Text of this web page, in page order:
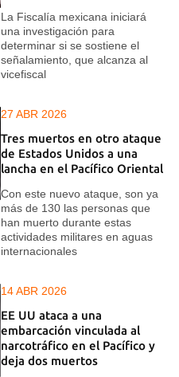
La Fiscalía mexicana iniciará
una investigación para
determinar si se sostiene el
señalamiento, que alcanza al
vicefiscal
27 ABR 2026
Tres muertos en otro ataque
de Estados Unidos a una
lancha en el Pacífico Oriental
Con este nuevo ataque, son ya
más de 130 las personas que
han muerto durante estas
actividades militares en aguas
internacionales
14 ABR 2026
EE UU ataca a una
embarcación vinculada al
narcotráfico en el Pacífico y
deja dos muertos